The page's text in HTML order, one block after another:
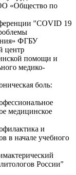
«Общество по
"COVID 19
ФГБУ
центр
помощи и
медико-
боль:
медицинское
и
в начале учебного
России"